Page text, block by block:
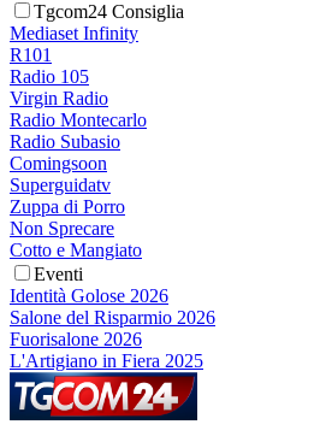
Tgcom24 Consiglia
Mediaset Infinity
R101
Radio 105
Virgin Radio
Radio Montecarlo
Radio Subasio
Comingsoon
Superguidatv
Zuppa di Porro
Non Sprecare
Cotto e Mangiato
Eventi
Identità Golose 2026
Salone del Risparmio 2026
Fuorisalone 2026
L'Artigiano in Fiera 2025